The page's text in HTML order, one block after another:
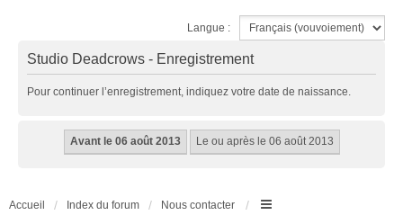
Langue :
Studio Deadcrows - Enregistrement
Pour continuer l’enregistrement, indiquez votre date de naissance.
Accueil Index du forum Nous contacter